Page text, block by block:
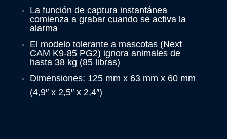
La función de captura instantánea
comienza a grabar cuando se activa la
alarma
El modelo tolerante a mascotas (Next
CAM K9-85 PG2) ignora animales de
hasta 38 kg (85 libras)
Dimensiones: 125 mm x 63 mm x 60 mm
(4,9″ x 2,5″ x 2,4″)